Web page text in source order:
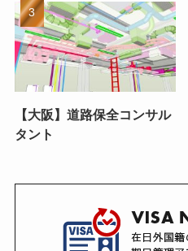
【大阪】道路保全コンサル
タント